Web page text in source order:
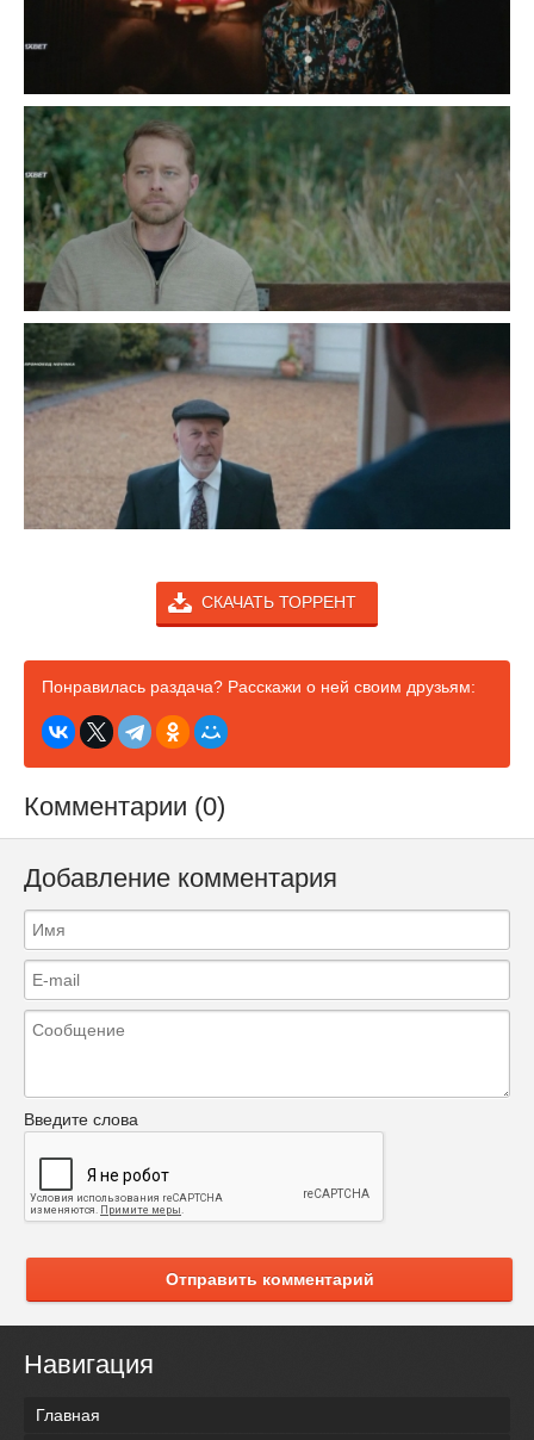
СКАЧАТЬ ТОРРЕНТ
Понравилась раздача? Расскажи о ней своим друзьям:
Комментарии (0)
Добавление комментария
Введите слова
Отправить комментарий
Навигация
Главная